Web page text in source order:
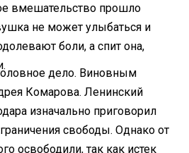
вмешательство прошло
не может улыбаться и
боли, а спит она,
дело. Виновным
Комарова. Ленинский
изначально приговорил
свободы. Однако от
освободили, так как истек